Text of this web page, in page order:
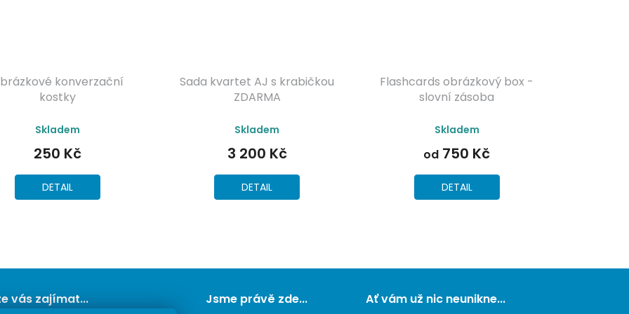
konverzační
kostky
hodnocení
produktu
je
5,0
z
5
Skladem
250 Kč
DETAIL
Sada kvartet AJ s krabičkou
ZDARMA
hodnocení
produktu
je
5,0
z
5
Skladem
3 200 Kč
DETAIL
Flashcards obrázkový box -
slovní zásoba
hodnocení
produktu
je
5,0
z
5
Skladem
od 750 Kč
DETAIL
vás zajímat... Jsme právě zde... Ať vám už nic neunikne...